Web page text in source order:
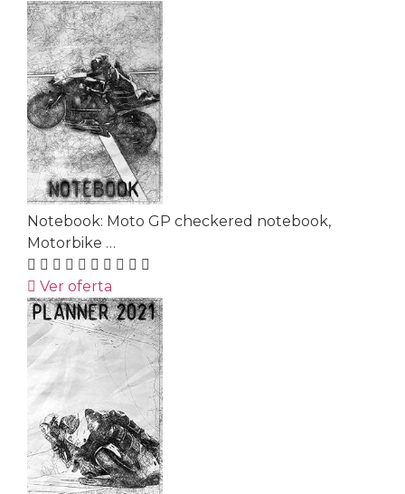
Notebook: Moto GP checkered notebook,
Motorbike …
Ver oferta